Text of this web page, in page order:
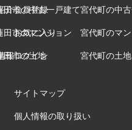
田市の中古一戸建て
田市のマンション
田市の土地
宮代町の中
宮代町のマ
宮代町の土地
介
報
会員登録
お気に入り
ログイン
サイトマップ
個人情報の取り扱い